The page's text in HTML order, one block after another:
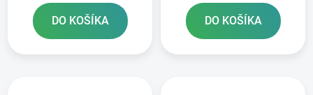
DO KOŠÍKA DO KOŠÍKA